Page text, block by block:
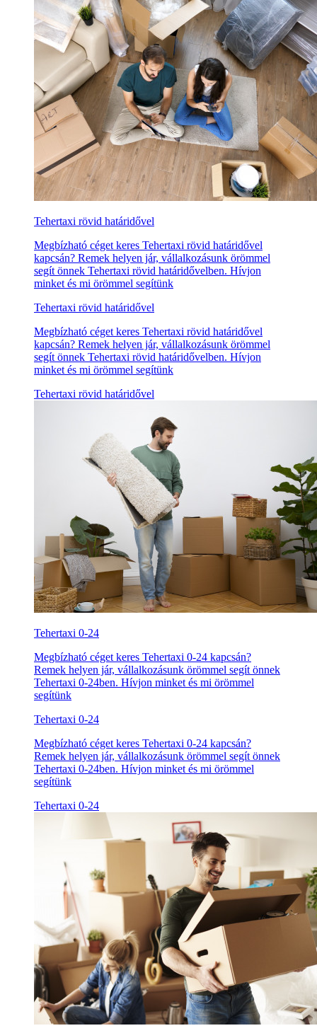
Tehertaxi rövid határidővel
Megbízható céget keres Tehertaxi rövid határidővel
kapcsán? Remek helyen jár, vállalkozásunk örömmel
segít önnek Tehertaxi rövid határidővelben. Hívjon
minket és mi örömmel segítünk
Tehertaxi rövid határidővel
Megbízható céget keres Tehertaxi rövid határidővel
kapcsán? Remek helyen jár, vállalkozásunk örömmel
segít önnek Tehertaxi rövid határidővelben. Hívjon
minket és mi örömmel segítünk
Tehertaxi rövid határidővel
Tehertaxi 0-24
Megbízható céget keres Tehertaxi 0-24 kapcsán?
Remek helyen jár, vállalkozásunk örömmel segít önnek
Tehertaxi 0-24ben. Hívjon minket és mi örömmel
segítünk
Tehertaxi 0-24
Megbízható céget keres Tehertaxi 0-24 kapcsán?
Remek helyen jár, vállalkozásunk örömmel segít önnek
Tehertaxi 0-24ben. Hívjon minket és mi örömmel
segítünk
Tehertaxi 0-24